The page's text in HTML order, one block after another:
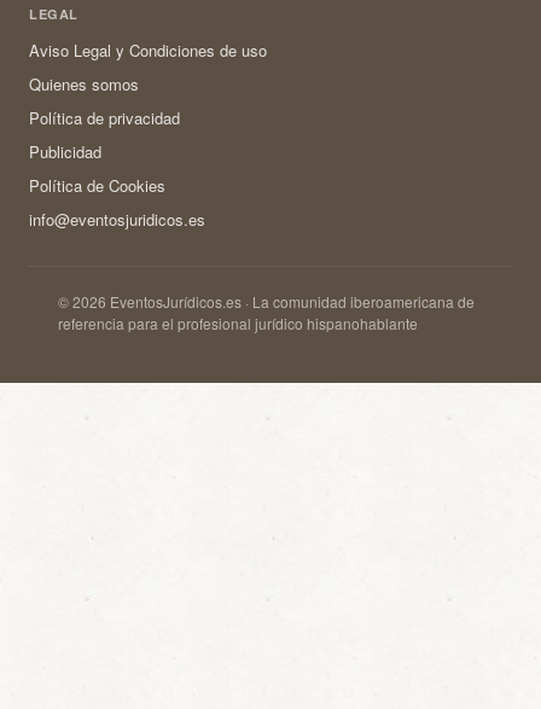
LEGAL
Aviso Legal y Condiciones de uso
Quienes somos
Política de privacidad
Publicidad
Política de Cookies
info@eventosjuridicos.es
© 2026 EventosJurídicos.es · La comunidad iberoamericana de
referencia para el profesional jurídico hispanohablante